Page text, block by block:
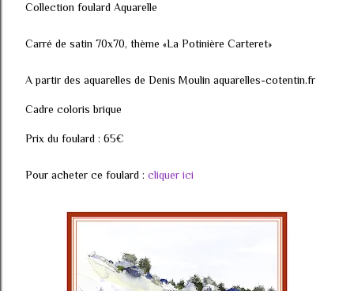
Collection foulard Aquarelle
Carré de satin 70x70, thème «La Potinière Carteret»
A partir des aquarelles de Denis Moulin aquarelles-cotentin.fr
Cadre coloris brique
Prix du foulard : 65€
Pour acheter ce foulard : cliquer ici